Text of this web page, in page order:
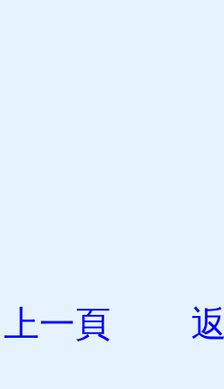
上一頁